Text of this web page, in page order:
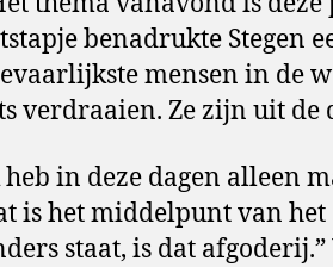
benadrukte Stegen
mensen in de
verdraaien. Ze zijn uit de
in deze dagen alleen
is het middelpunt van
staat, is dat